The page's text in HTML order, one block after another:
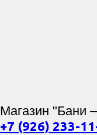
Магазин "Бани
+7 (926) 233-